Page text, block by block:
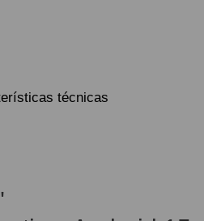
técnicas